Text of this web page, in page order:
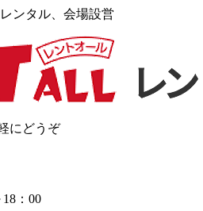
ンタル、会場設営
にどうぞ
：00